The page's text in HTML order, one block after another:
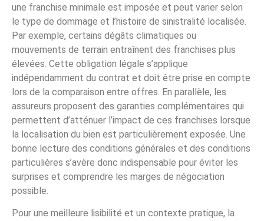
une franchise minimale est imposée et peut varier selon
le type de dommage et l’histoire de sinistralité localisée.
Par exemple, certains dégâts climatiques ou
mouvements de terrain entraînent des franchises plus
élevées. Cette obligation légale s’applique
indépendamment du contrat et doit être prise en compte
lors de la comparaison entre offres. En parallèle, les
assureurs proposent des garanties complémentaires qui
permettent d’atténuer l’impact de ces franchises lorsque
la localisation du bien est particulièrement exposée. Une
bonne lecture des conditions générales et des conditions
particulières s’avère donc indispensable pour éviter les
surprises et comprendre les marges de négociation
possible.
Pour une meilleure lisibilité et un contexte pratique, la